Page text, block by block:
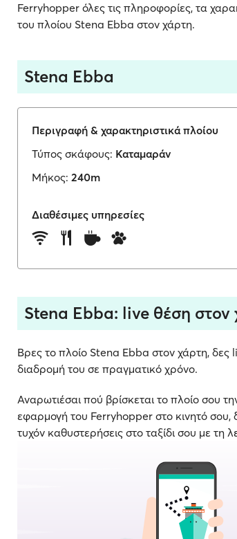
Ferryhopper όλες τις πληροφορίες, τα
του πλοίου Stena Ebba στον χάρτη.
Stena Ebba
Περιγραφή & χαρακτηριστικά πλοίου
Τύπος σκάφους: Καταμαράν
Μήκος: 240m
Διαθέσιμες υπηρεσίες
Stena Ebba: live θέση στον
Βρες το πλοίο Stena Ebba στον χάρτη,
διαδρομή του σε πραγματικό χρόνο.
Αναρωτιέσαι πού βρίσκεται το πλοίο σου
εφαρμογή του Ferryhopper στο κινητό σου,
τυχόν καθυστερήσεις στο ταξίδι σου με τη